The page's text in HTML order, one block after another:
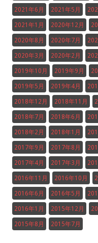
2021年6月 2021年5月
2021年1月 2020年12月
2020年8月 2020年7月
2020年3月 2020年2月
2019年10月 2019年9月
2019年5月 2019年4月
2018年12月 2018年11月
2018年7月 2018年6月
2018年2月 2018年1月
2017年9月 2017年8月
2017年4月 2017年3月
2016年11月 2016年10月
2016年6月 2016年5月
2016年1月 2015年12月
2015年8月 2015年7月